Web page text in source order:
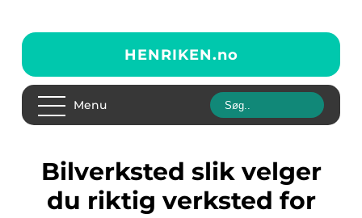
HENRIKEN.no
Menu
Bilverksted slik velger
du riktig verksted for